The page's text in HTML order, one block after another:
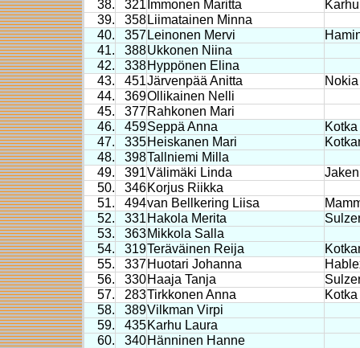
38.
321 Immonen Maritta
39.
358 Liimatainen Minna
40.
357 Leinonen Mervi
41.
388Ukkonen Niina
42.
338Hyppönen Elina
43.
451Järvenpää Anitta
Nokia
44.
369Ollikainen Nelli
45.
377Rahkonen Mari
46.
459Seppä Anna
Kotka
47.
335Heiskanen Mari
48.
398Tallniemi Milla
49.
391Välimäki Linda
50.
346Korjus Riikka
51.
494van Bellkering Liisa
52.
331 Hakola Merita
53.
363Mikkola Salla
54.
319Teräväinen Reija
55.
337Huotari Johanna
56.
330Haaja Tanja
57.
283Tirkkonen Anna
Kotka
58.
389Vilkman Virpi
59.
435Karhu Laura
60.
340Hänninen Hanne